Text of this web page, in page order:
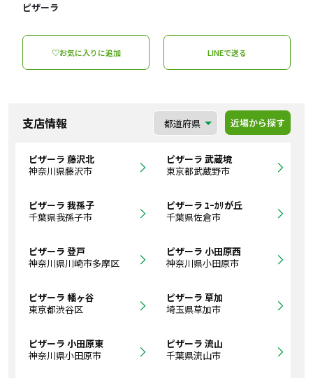
ピザーラ
♡お気に入りに追加 LINEで送る
支店情報 近場から探す
ピザーラ 藤沢北
神奈川県藤沢市
ピザーラ 武蔵境
東京都武蔵野市
ピザーラ 我孫子
千葉県我孫子市
ピザーラ ﾕｰｶﾘが丘
千葉県佐倉市
ピザーラ 登戸
神奈川県川崎市多摩区
ピザーラ 小田原西
神奈川県小田原市
ピザーラ 幡ヶ谷
東京都渋谷区
ピザーラ 草加
埼玉県草加市
ピザーラ 小田原東
神奈川県小田原市
ピザーラ 流山
千葉県流山市